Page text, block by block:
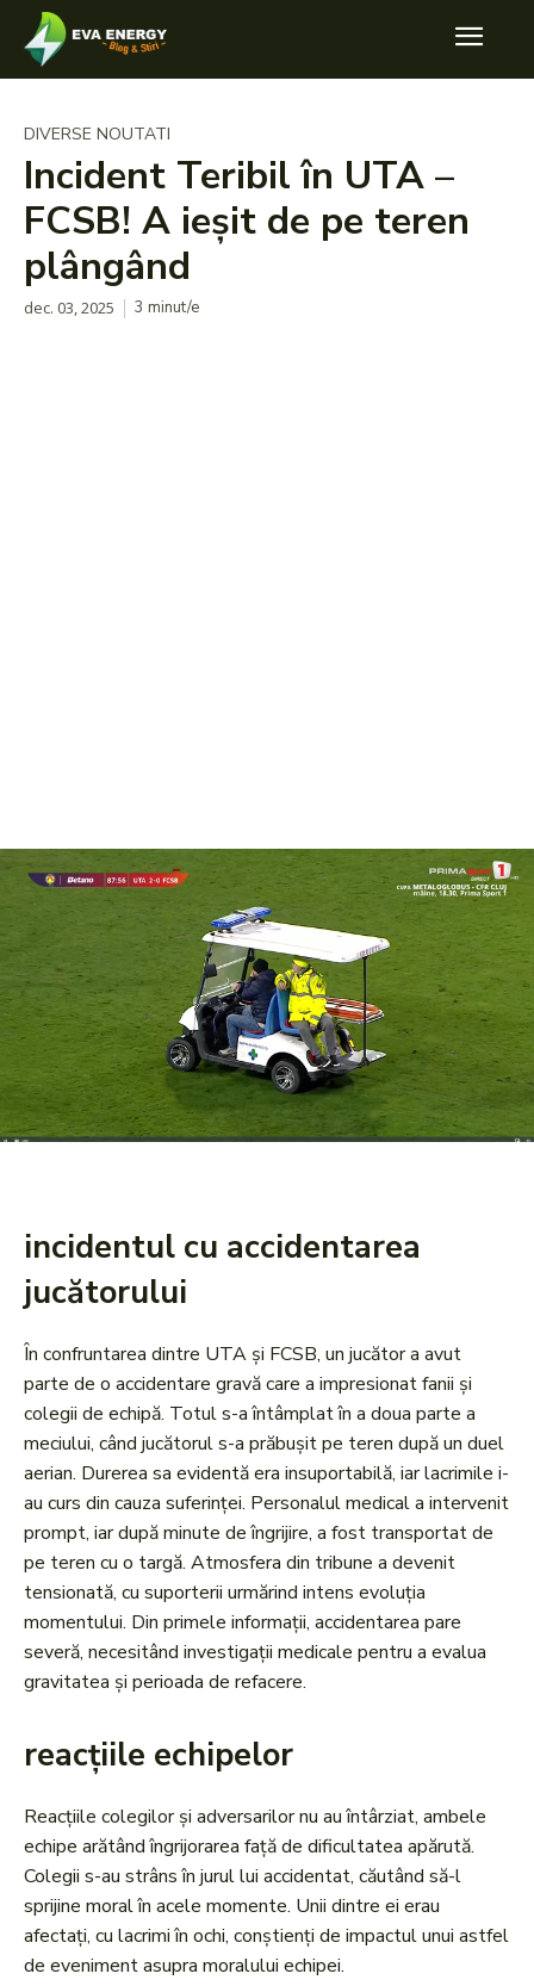
DIVERSE NOUTATI
Incident Teribil în UTA –
FCSB! A ieșit de pe teren
plângând
dec. 03, 2025 3 minut/e
incidentul cu accidentarea
jucătorului
În confruntarea dintre UTA și FCSB, un jucător a avut
parte de o accidentare gravă care a impresionat fanii și
colegii de echipă. Totul s-a întâmplat în a doua parte a
meciului, când jucătorul s-a prăbușit pe teren după un duel
aerian. Durerea sa evidentă era insuportabilă, iar lacrimile i-
au curs din cauza suferinței. Personalul medical a intervenit
prompt, iar după minute de îngrijire, a fost transportat de
pe teren cu o targă. Atmosfera din tribune a devenit
tensionată, cu suporterii urmărind intens evoluția
momentului. Din primele informații, accidentarea pare
severă, necesitând investigații medicale pentru a evalua
gravitatea și perioada de refacere.
reacțiile echipelor
Reacțiile colegilor și adversarilor nu au întârziat, ambele
echipe arătând îngrijorarea față de dificultatea apărută.
Colegii s-au strâns în jurul lui accidentat, căutând să-l
sprijine moral în acele momente. Unii dintre ei erau
afectați, cu lacrimi în ochi, conștienți de impactul unui astfel
de eveniment asupra moralului echipei.